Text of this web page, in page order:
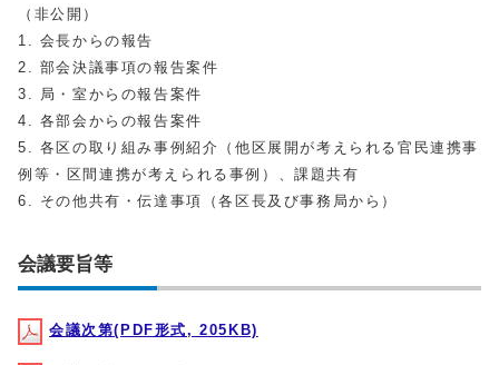
（非公開）
1. 会長からの報告
2. 部会決議事項の報告案件
3. 局・室からの報告案件
4. 各部会からの報告案件
5. 各区の取り組み事例紹介（他区展開が考えられる官民連携事
例等・区間連携が考えられる事例）、課題共有
6. その他共有・伝達事項（各区長及び事務局から）
会議要旨等
会議次第(PDF形式, 205KB)